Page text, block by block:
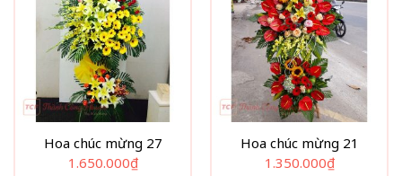
Hoa chúc mừng 27
1.650.000₫
Hoa chúc mừng 21
1.350.000₫